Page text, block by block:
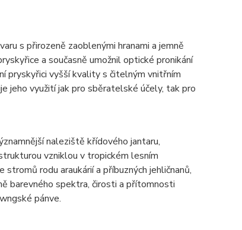
s přirozeně zaoblenými hranami a jemně
a současně umožnil optické pronikání
pryskyřici vyšší kvality s čitelným vnitřním
jeho využití jak pro sběratelské účely, tak pro
naleziště křídového jantaru,
vzniklou v tropickém lesním
rodu araukárií a příbuzných jehličnanů,
barevného spektra, čirosti a přítomnosti
pánve.